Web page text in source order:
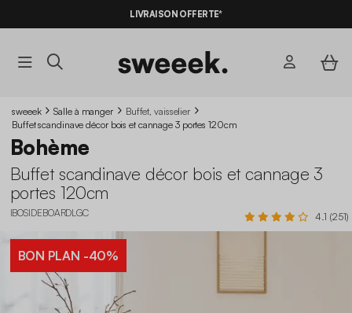
LIVRAISON OFFERTE*
sweeek Salle à manger
Buffet, vaisselier
Buffet scandinave décor bois et cannage 3 portes 120cm
Bohème
Buffet scandinave décor bois et cannage 3
portes 120cm
IBOSIDEBOARDLGC 4.1 (251)
BON PLAN -40%